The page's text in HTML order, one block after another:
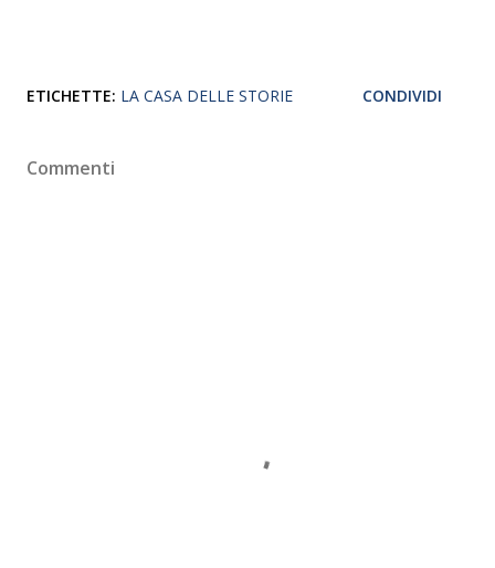
ETICHETTE: LA CASA DELLE STORIE CONDIVIDI
Commenti